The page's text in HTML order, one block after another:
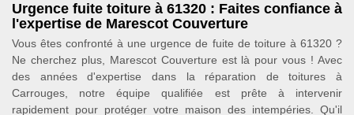
Urgence fuite toiture à 61320 : Faites confiance à
l'expertise de Marescot Couverture
Vous êtes confronté à une urgence de fuite de toiture à 61320 ?
Ne cherchez plus, Marescot Couverture est là pour vous ! Avec
des années d'expertise dans la réparation de toitures à
Carrouges, notre équipe qualifiée est prête à intervenir
rapidement pour protéger votre maison des intempéries. Qu'il